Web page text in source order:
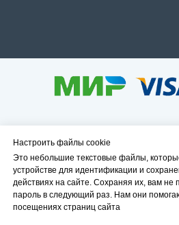
© Все права защищены.
РАЗВИТИЯ
Все материалы данного сайта
авторского права и/или
законом от 27.07.2006 № 152-
Настроить файлы cookie
Это небольшие текстовые файлы,
устройстве для идентификации и
действиях на сайте. Сохраняя их, вам не
пароль в следующий раз. Нам они
посещениях страниц сайта